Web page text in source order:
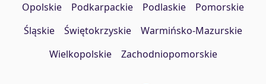
Opolskie
Podkarpackie Podlaskie
Pomorskie
Śląskie
Świętokrzyskie
Warmińsko-Mazurskie
Wielkopolskie
Zachodniopomorskie